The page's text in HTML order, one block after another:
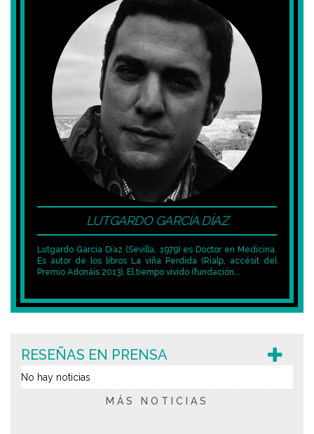
LUTGARDO GARCÍA DÍAZ
Lutgardo García Díaz (Sevilla, 1979) es Doctor en Medicina.
Es autor de los libros La viña Perdida (Rialp, accésit del
Premio Adonáis 2013), El tiempo vivido (fundación...
RESEÑAS EN PRENSA
No hay noticias
MÁS NOTICIAS